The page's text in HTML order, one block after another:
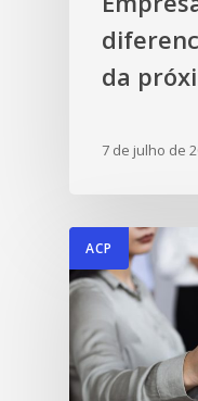
da
7 de julho de
ACP